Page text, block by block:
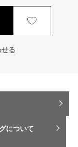
る
について